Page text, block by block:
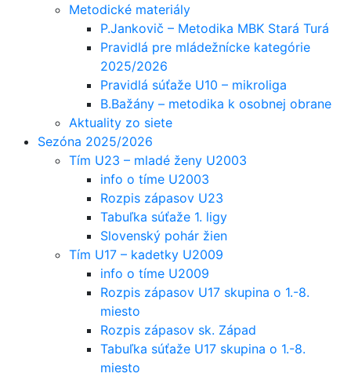
Metodické materiály
P.Jankovič – Metodika MBK Stará Turá
Pravidlá pre mládežnícke kategórie
2025/2026
Pravidlá súťaže U10 – mikroliga
B.Bažány – metodika k osobnej obrane
Aktuality zo siete
Sezóna 2025/2026
Tím U23 – mladé ženy U2003
info o tíme U2003
Rozpis zápasov U23
Tabuľka súťaže 1. ligy
Slovenský pohár žien
Tím U17 – kadetky U2009
info o tíme U2009
Rozpis zápasov U17 skupina o 1.-8.
miesto
Rozpis zápasov sk. Západ
Tabuľka súťaže U17 skupina o 1.-8.
miesto